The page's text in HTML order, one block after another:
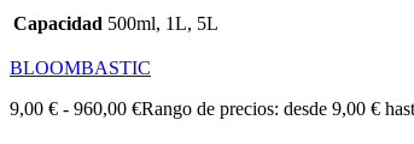
Capacidad 500ml, 1L, 5L
BLOOMBASTIC
9,00 € - 960,00 €Rango de precios: desde 9,00 €